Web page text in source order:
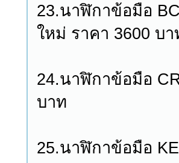
23.นาฬิกาข้อมือ
ใหม่ ราคา 3600 บา
24.นาฬิกาข้อมือ
บาท
25.นาฬิกาข้อมือ